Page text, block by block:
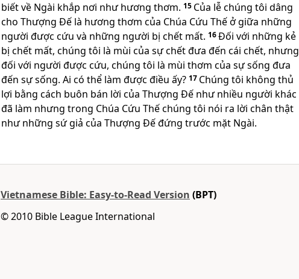
biết về Ngài khắp nơi như hương thơm. 15 Của lễ chúng tôi dâng
cho Thượng Đế là hương thơm của Chúa Cứu Thế ở giữa những
người được cứu và những người bị chết mất. 16Đối với những kẻ
bị chết mất, chúng tôi là mùi của sự chết đưa đến cái chết, nhưng
đối với người được cứu, chúng tôi là mùi thơm của sự sống đưa
đến sự sống. Ai có thể làm được điều ấy? 17 Chúng tôi không thủ
lợi bằng cách buôn bán lời của Thượng Đế như nhiều người khác
đã làm nhưng trong Chúa Cứu Thế chúng tôi nói ra lời chân thật
như những sứ giả của Thượng Đế đứng trước mặt Ngài.
Vietnamese Bible: Easy-to-Read Version (BPT)
© 2010 Bible League International